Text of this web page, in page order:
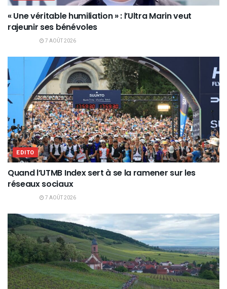
« Une véritable humiliation » : l’Ultra Marin veut
rajeunir ses bénévoles
7 AOÛT 2026
EDITO
Quand l’UTMB Index sert à se la ramener sur les
réseaux sociaux
7 AOÛT 2026